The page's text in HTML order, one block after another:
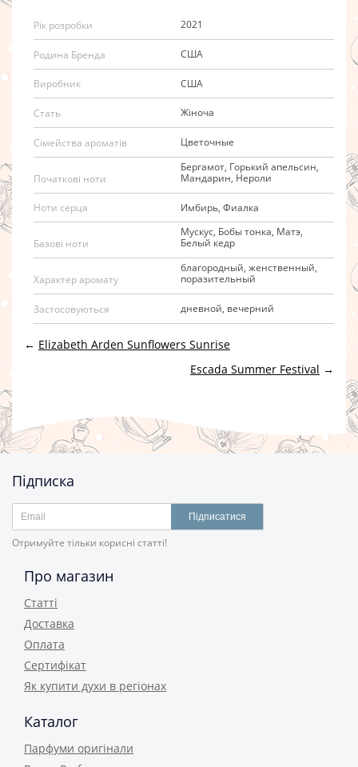
Рік розробки 2021
Родина Бренда США
Виробник США
Стать Жіноча
Сімейства ароматів Цветочные
Початкові ноти
Бергамот, Горький апельсин,
Мандарин, Нероли
Ноти серця Имбирь, Фиалка
Базові ноти
Мускус, Бобы тонка, Матэ,
Белый кедр
Характер аромату
благородный, женственный,
поразительный
Застосовуються дневной, вечерний
← Elizabeth Arden Sunflowers Sunrise
Escada Summer Festival →
Підписка
Підписатися
Отримуйте тільки корисні статті!
Про магазин
Статті
Доставка
Оплата
Сертифікат
Як купити духи в регіонах
Каталог
Парфуми оригінали